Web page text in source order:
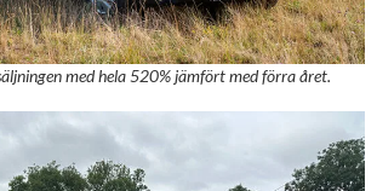
med hela 520% jämfört med förra året.